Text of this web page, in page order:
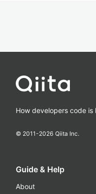
How developers code is
© 2011-2026 Qiita Inc.
Guide & Help
About